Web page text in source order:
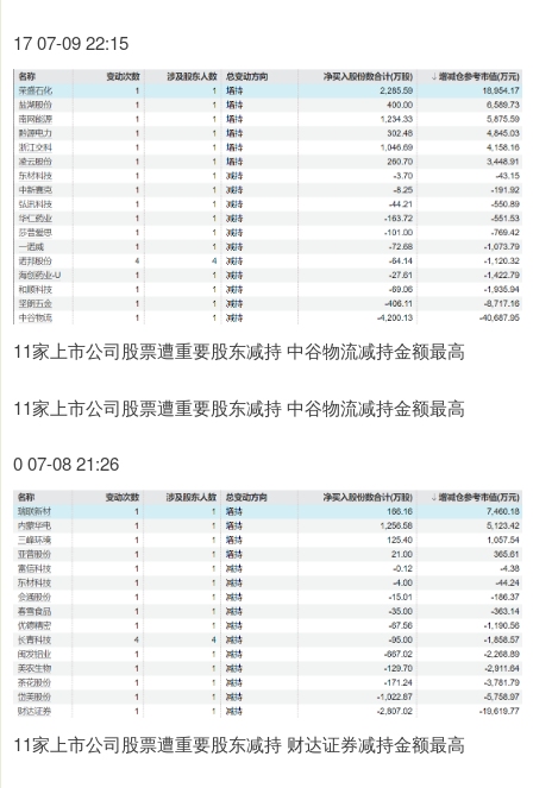
17 07-09 22:15
11家上市公司股票遭重要股东减持 中谷物流减持金额最高
11家上市公司股票遭重要股东减持 中谷物流减持金额最高
0 07-08 21:26
11家上市公司股票遭重要股东减持 财达证券减持金额最高